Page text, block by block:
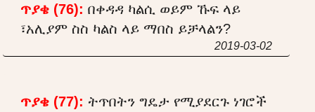
ጥያቄ (76): በቀዳዳ ካልሲ ወይም ኹፍ ላይ
፣አሊያም ስስ ካልስ ላይ ማበስ ይቻላልን?
2019-03-02
ጥያቄ (77): ትጥበትን ግዴታ የሚያደርጉ ነገሮች